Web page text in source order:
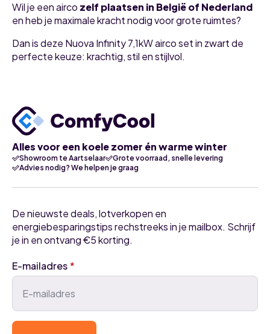
Wil je een airco zelf plaatsen in België of Nederland
en heb je maximale kracht nodig voor grote ruimtes?
Dan is deze Nuova Infinity 7,1kW airco set in zwart de
perfecte keuze: krachtig, stil en stijlvol.
Alles voor een koele zomer én warme winter
Showroom te Aartselaar
Grote voorraad, snelle levering
Advies nodig? We helpen je graag
De nieuwste deals, lotverkopen en
energiebesparingstips rechstreeks in je mailbox. Schrijf
je in en ontvang €5 korting.
E-mailadres*